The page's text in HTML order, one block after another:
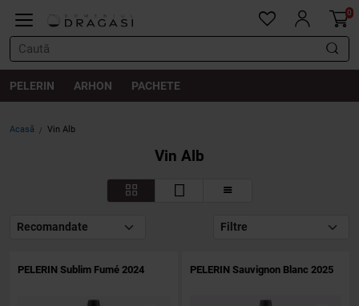
0
PELERIN ARHON PACHETE
Acasă Vin Alb
Vin Alb
Filtre
PELERIN Sublim Fumé 2024 PELERIN Sauvignon Blanc 2025